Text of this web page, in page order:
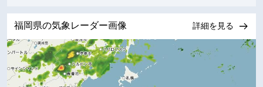
福岡県の気象レーダー画像 詳細を見る